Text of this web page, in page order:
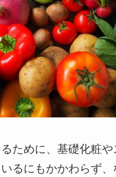
ために、基礎化粧や
るにもかかわらず